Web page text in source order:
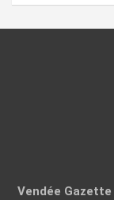
Vendée Gazette